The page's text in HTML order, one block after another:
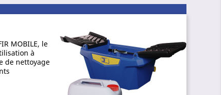
MOBILE, le
à
de nettoyage